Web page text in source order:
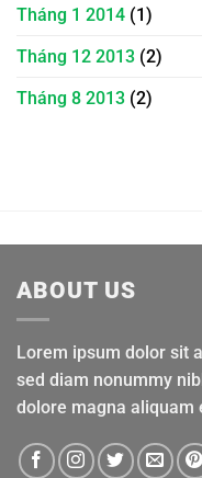
Tháng 1 2014 (1)
Tháng 12 2013 (2)
Tháng 8 2013 (2)
ABOUT US
Lorem ipsum dolor sit
sed diam nonummy
dolore magna aliquam